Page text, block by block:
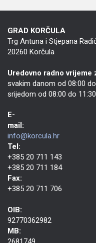
GRAD KORČULA
Trg Antuna i Stjepana
20260 Korčula
Uredovno radno vrijeme
svakim danom od 08:00
srijedom od 08:00 do
E-
mail:
info@korcula.hr
Tel:
+385 20 711 143
+385 20 711 184
Fax:
+385 20 711 706
OIB:
92770362982
MB: